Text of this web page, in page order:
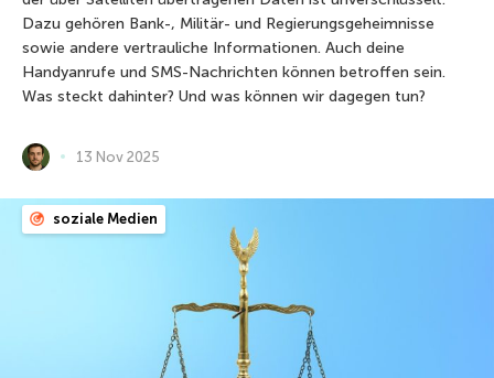
Dazu gehören Bank-, Militär- und Regierungsgeheimnisse
sowie andere vertrauliche Informationen. Auch deine
Handyanrufe und SMS-Nachrichten können betroffen sein.
Was steckt dahinter? Und was können wir dagegen tun?
13 Nov 2025
soziale Medien